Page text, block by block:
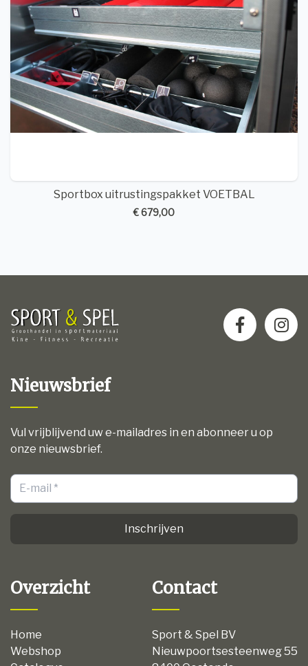
Sportbox uitrustingspakket VOETBAL
€ 679,00
Nieuwsbrief
Vul vrijblijvend uw e-mailadres in en abonneer u op
onze nieuwsbrief.
Inschrijven
Overzicht
Home
Webshop
Contact
Sport & Spel BV
Nieuwpoortsesteenweg 55